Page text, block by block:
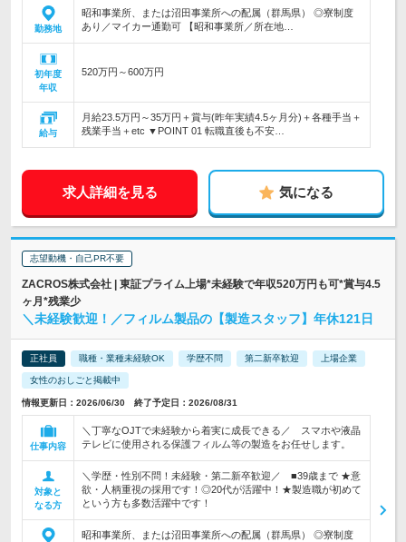
勤務地
昭和事業所、または沼田事業所への配属（群馬県） ◎寮制度
あり／マイカー通勤可 【昭和事業所／所在地…
初年度
年収
520万円～600万円
給与
月給23.5万円～35万円＋賞与(昨年実績4.5ヶ月分)＋各種手当＋
残業手当＋etc ▼POINT 01 転職直後も不安…
求人詳細を見る 気になる
志望動機・自己PR不要
ZACROS株式会社 | 東証プライム上場*未経験で年収520万円も可*賞与4.5
ヶ月*残業少
＼未経験歓迎！／フィルム製品の【製造スタッフ】年休121日
正社員 職種・業種未経験OK 学歴不問 第二新卒歓迎 上場企業
女性のおしごと掲載中
情報更新日：2026/06/30 終了予定日：2026/08/31
仕事内容
＼丁寧なOJTで未経験から着実に成長できる／ スマホや液晶
テレビに使用される保護フィルム等の製造をお任せします。
対象と
なる方
＼学歴・性別不問！未経験・第二新卒歓迎／ ■39歳まで ★意
欲・人柄重視の採用です！◎20代が活躍中！★製造職が初めて
という方も多数活躍中です！
昭和事業所、または沼田事業所への配属（群馬県） ◎寮制度